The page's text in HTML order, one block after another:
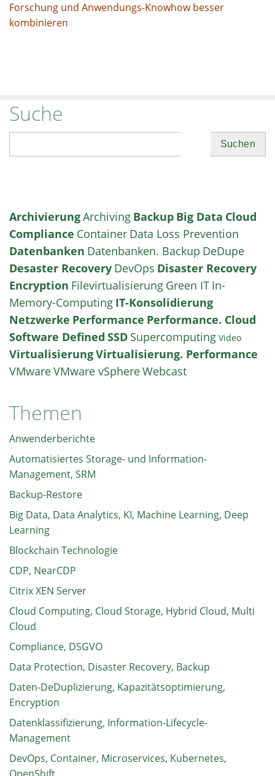
Forschung und Anwendungs-Knowhow besser
kombinieren
Suche
ArchivierungArchiving Backup Big Data Cloud
Compliance Container Data Loss Prevention
Datenbanken Datenbanken. Backup DeDupe
Desaster Recovery DevOps Disaster Recovery
Encryption Filevirtualisierung Green IT In-
Memory-Computing IT-Konsolidierung
Netzwerke Performance Performance. Cloud
Software Defined SSD Supercomputing Video
VirtualisierungVirtualisierung. Performance
VMwareVMware vSphereWebcast
Themen
Anwenderberichte
Automatisiertes Storage- und Information-
Management, SRM
Backup-Restore
Big Data, Data Analytics, KI, Machine Learning, Deep
Learning
Blockchain Technologie
CDP, NearCDP
Citrix XEN Server
Cloud Computing, Cloud Storage, Hybrid Cloud, Multi
Cloud
Compliance, DSGVO
Data Protection, Disaster Recovery, Backup
Daten-DeDuplizierung, Kapazitätsoptimierung,
Encryption
Datenklassifizierung, Information-Lifecycle-
Management
DevOps, Container, Microservices, Kubernetes,